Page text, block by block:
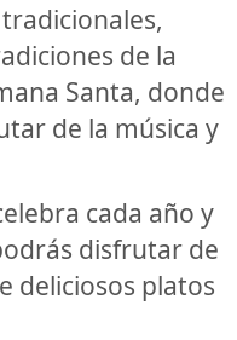
de la
Santa, donde
de la música y
cada año y
disfrutar de
deliciosos platos